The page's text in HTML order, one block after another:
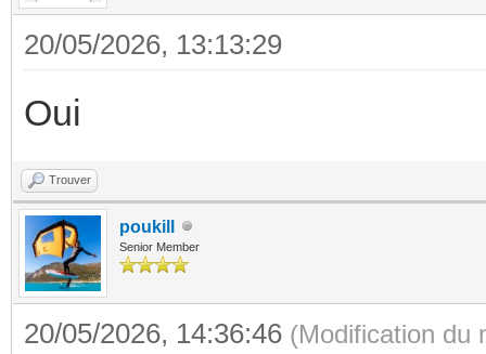
20/05/2026, 13:13:29
Oui
Trouver
poukill
Senior Member
20/05/2026, 14:36:46 (Modification du